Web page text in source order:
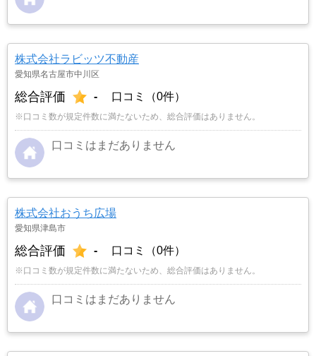
株式会社ラビッツ不動産
愛知県名古屋市中川区
総合評価 - 口コミ（0件）
※口コミ数が規定件数に満たないため、総合評価はありません。
口コミはまだありません
株式会社おうち広場
愛知県津島市
総合評価 - 口コミ（0件）
※口コミ数が規定件数に満たないため、総合評価はありません。
口コミはまだありません